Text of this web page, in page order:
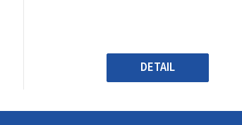
5
hvězdiček.
DETAIL